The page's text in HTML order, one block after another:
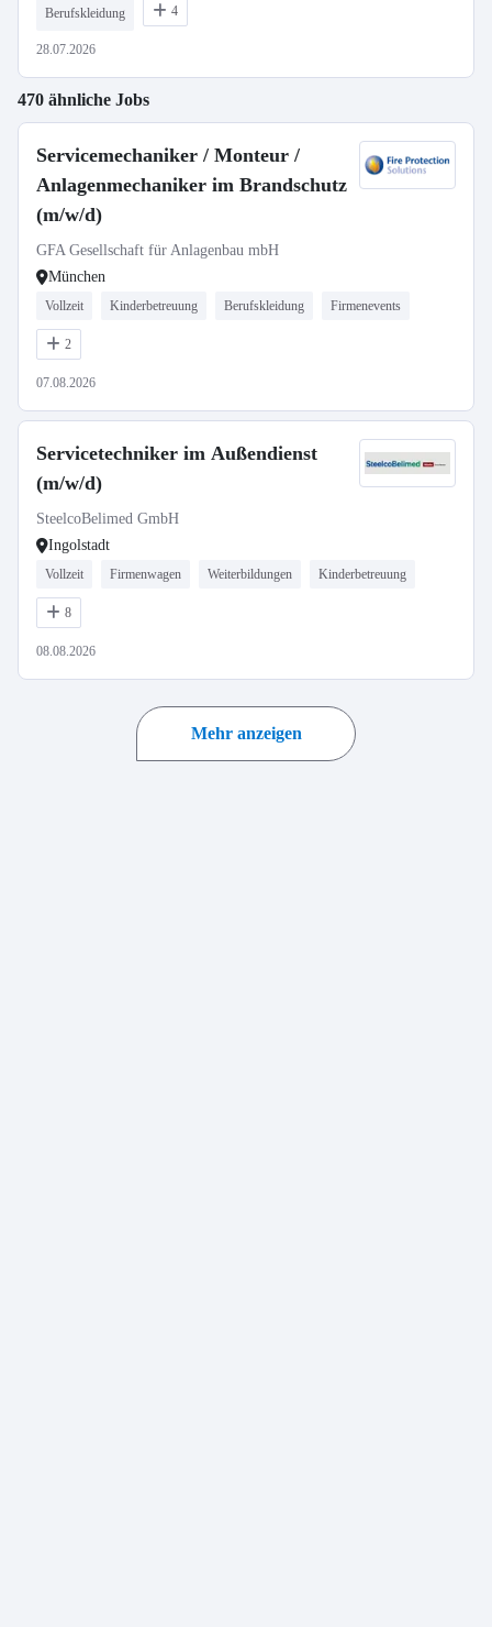
Berufskleidung 4
28.07.2026
470 ähnliche Jobs
Servicemechaniker / Monteur /
Anlagenmechaniker im Brandschutz
(m/w/d)
GFA Gesellschaft für Anlagenbau mbH
München
Vollzeit Kinderbetreuung Berufskleidung Firmenevents
2
07.08.2026
Servicetechniker im Außendienst
(m/w/d)
SteelcoBelimed GmbH
Ingolstadt
Vollzeit Firmenwagen Weiterbildungen Kinderbetreuung
8
08.08.2026
Mehr anzeigen